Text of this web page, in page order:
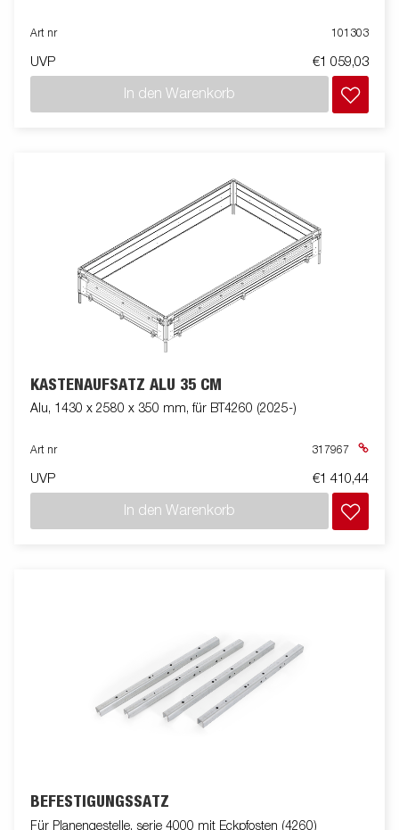
Art nr 101303
UVP €1 059,03
In den Warenkorb
KASTENAUFSATZ ALU 35 CM
Alu, 1430 x 2580 x 350 mm, für BT4260 (2025-)
Art nr 317967
UVP €1 410,44
In den Warenkorb
BEFESTIGUNGSSATZ
Für Planengestelle, serie 4000 mit Eckpfosten (4260)